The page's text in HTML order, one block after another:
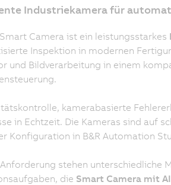
Industriekamera für
Camera ist ein leistungsstarkes
Inspektion in modernen
und Bildverarbeitung in einem
kamerabasierte
in Echtzeit. Die Kameras sind auf
Konfiguration in B&R Automation
stehen unterschiedliche
die Smart Camera mit